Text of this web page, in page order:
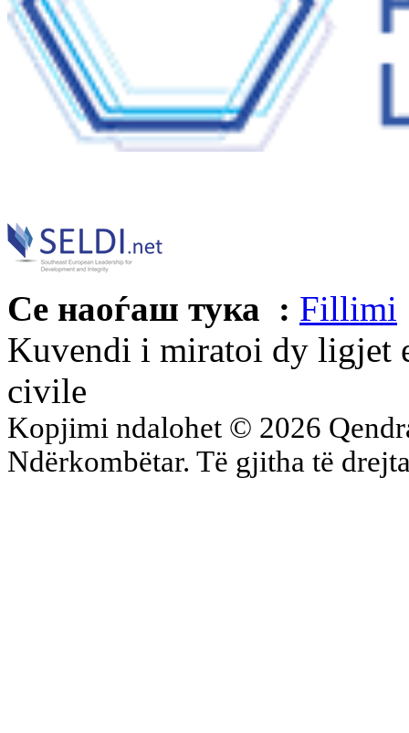
Се наоѓаш тука : Fillimi
Kuvendi i miratoi dy ligjet
civile
Kopjimi ndalohet © 2026
Ndërkombëtar. Të gjitha të